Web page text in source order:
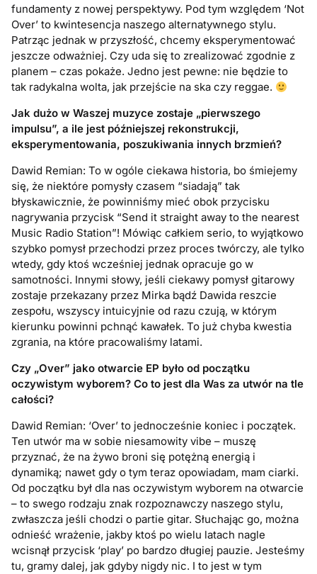
fundamenty z nowej perspektywy. Pod tym względem ‘Not
Over’ to kwintesencja naszego alternatywnego stylu.
Patrząc jednak w przyszłość, chcemy eksperymentować
jeszcze odważniej. Czy uda się to zrealizować zgodnie z
planem – czas pokaże. Jedno jest pewne: nie będzie to
tak radykalna wolta, jak przejście na ska czy reggae.
Jak dużo w Waszej muzyce zostaje „pierwszego
impulsu”, a ile jest późniejszej rekonstrukcji,
eksperymentowania, poszukiwania innych brzmień?
Dawid Remian: To w ogóle ciekawa historia, bo śmiejemy
się, że niektóre pomysły czasem “siadają” tak
błyskawicznie, że powinniśmy mieć obok przycisku
nagrywania przycisk “Send it straight away to the nearest
Music Radio Station”! Mówiąc całkiem serio, to wyjątkowo
szybko pomysł przechodzi przez proces twórczy, ale tylko
wtedy, gdy ktoś wcześniej jednak opracuje go w
samotności. Innymi słowy, jeśli ciekawy pomysł gitarowy
zostaje przekazany przez Mirka bądź Dawida reszcie
zespołu, wszyscy intuicyjnie od razu czują, w którym
kierunku powinni pchnąć kawałek. To już chyba kwestia
zgrania, na które pracowaliśmy latami.
Czy „Over” jako otwarcie EP było od początku
oczywistym wyborem? Co to jest dla Was za utwór na tle
całości?
Dawid Remian: ‘Over’ to jednocześnie koniec i początek.
Ten utwór ma w sobie niesamowity vibe – muszę
przyznać, że na żywo broni się potężną energią i
dynamiką; nawet gdy o tym teraz opowiadam, mam ciarki.
Od początku był dla nas oczywistym wyborem na otwarcie
– to swego rodzaju znak rozpoznawczy naszego stylu,
zwłaszcza jeśli chodzi o partie gitar. Słuchając go, można
odnieść wrażenie, jakby ktoś po wielu latach nagle
wcisnął przycisk ‘play’ po bardzo długiej pauzie. Jesteśmy
tu, gramy dalej, jak gdyby nigdy nic. I to jest w tym